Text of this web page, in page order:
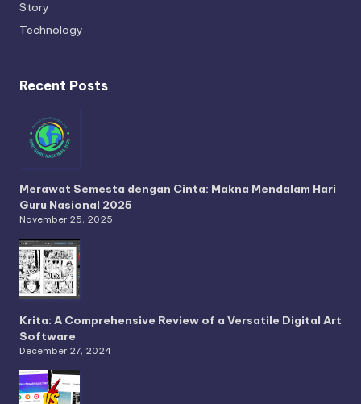
Story
Technology
Recent Posts
Merawat Semesta dengan Cinta: Makna Mendalam Hari
Guru Nasional 2025
November 25, 2025
Krita: A Comprehensive Review of a Versatile Digital Art
Software
December 27, 2024